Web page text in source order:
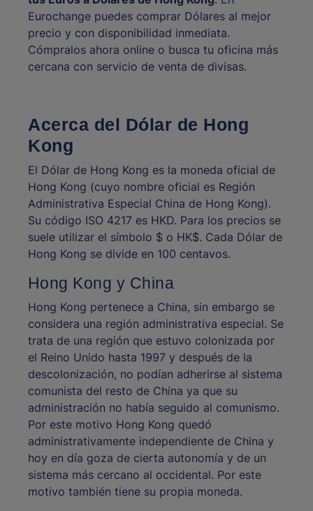
Eurochange puedes comprar Dólares al mejor
precio y con disponibilidad inmediata.
Cómpralos ahora online o busca tu oficina más
cercana con servicio de venta de divisas.
Acerca del Dólar de Hong
Kong
El Dólar de Hong Kong es la moneda oficial de
Hong Kong (cuyo nombre oficial es Región
Administrativa Especial China de Hong Kong).
Su código ISO 4217 es HKD. Para los precios se
suele utilizar el símbolo $ o HK$. Cada Dólar de
Hong Kong se divide en 100 centavos.
Hong Kong y China
Hong Kong pertenece a China, sin embargo se
considera una región administrativa especial. Se
trata de una región que estuvo colonizada por
el Reino Unido hasta 1997 y después de la
descolonización, no podían adherirse al sistema
comunista del resto de China ya que su
administración no había seguido al comunismo.
Por este motivo Hong Kong quedó
administrativamente independiente de China y
hoy en día goza de cierta autonomía y de un
sistema más cercano al occidental. Por este
motivo también tiene su propia moneda.